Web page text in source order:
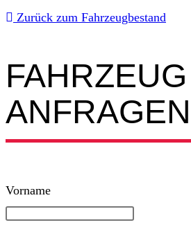
Zurück zum Fahrzeugbestand
FAHRZEUG
ANFRAGEN​
Lass
dieses
Vorname